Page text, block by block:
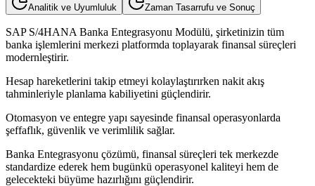
Analitik ve Uyumluluk Zaman Tasarrufu ve Sonuç
SAP S/4HANA Banka Entegrasyonu Modülü, şirketinizin tüm
banka işlemlerini merkezi platformda toplayarak finansal süreçleri
modernleştirir.
Hesap hareketlerini takip etmeyi kolaylaştırırken nakit akış
tahminleriyle planlama kabiliyetini güçlendirir.
Otomasyon ve entegre yapı sayesinde finansal operasyonlarda
şeffaflık, güvenlik ve verimlilik sağlar.
Banka Entegrasyonu çözümü, finansal süreçleri tek merkezde
standardize ederek hem bugünkü operasyonel kaliteyi hem de
gelecekteki büyüme hazırlığını güçlendirir.